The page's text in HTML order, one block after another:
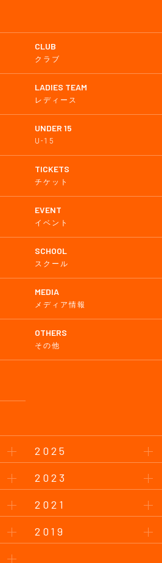
CLUB
クラブ
LADIES TEAM
レディース
UNDER 15
U-15
TICKETS
チケット
EVENT
イベント
SCHOOL
スクール
MEDIA
メディア情報
OTHERS
その他
2025
2023
2021
2019